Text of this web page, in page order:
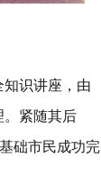
识讲座，由
。紧随其后
础市民成功完